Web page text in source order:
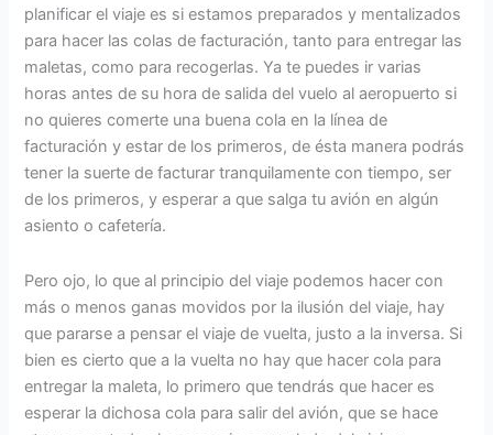
planificar el viaje es si estamos preparados y mentalizados
para hacer las colas de facturación, tanto para entregar las
maletas, como para recogerlas. Ya te puedes ir varias
horas antes de su hora de salida del vuelo al aeropuerto si
no quieres comerte una buena cola en la línea de
facturación y estar de los primeros, de ésta manera podrás
tener la suerte de facturar tranquilamente con tiempo, ser
de los primeros, y esperar a que salga tu avión en algún
asiento o cafetería.
Pero ojo, lo que al principio del viaje podemos hacer con
más o menos ganas movidos por la ilusión del viaje, hay
que pararse a pensar el viaje de vuelta, justo a la inversa. Si
bien es cierto que a la vuelta no hay que hacer cola para
entregar la maleta, lo primero que tendrás que hacer es
esperar la dichosa cola para salir del avión, que se hace